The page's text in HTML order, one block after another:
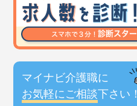
マイナビ介護職に
お気軽にご相談下さい！